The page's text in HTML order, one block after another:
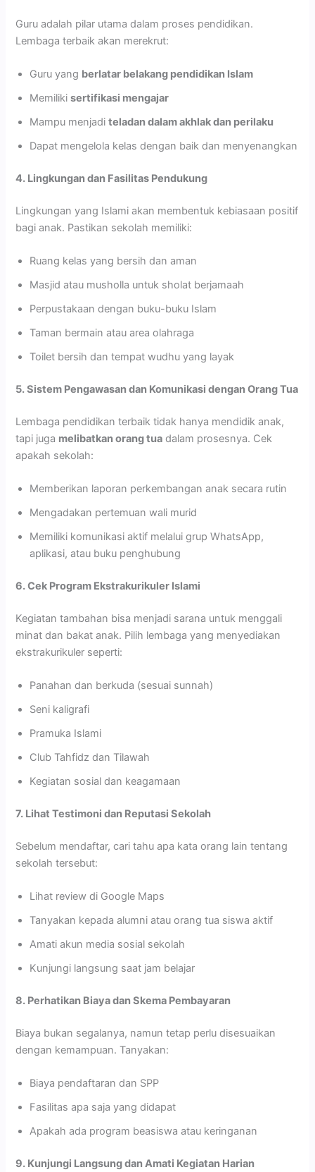
Guru adalah pilar utama dalam proses pendidikan.
Lembaga terbaik akan merekrut:
Guru yang berlatar belakang pendidikan Islam
Memilikisertifikasi mengajar
Mampu menjaditeladan dalam akhlak dan perilaku
Dapat mengelola kelas dengan baik dan menyenangkan
4. Lingkungan dan Fasilitas Pendukung
Lingkungan yang Islami akan membentuk kebiasaan positif
bagi anak. Pastikan sekolah memiliki:
Ruang kelas yang bersih dan aman
Masjid atau musholla untuk sholat berjamaah
Perpustakaan dengan buku-buku Islam
Taman bermain atau area olahraga
Toilet bersih dan tempat wudhu yang layak
5. Sistem Pengawasan dan Komunikasi dengan Orang Tua
Lembaga pendidikan terbaik tidak hanya mendidik anak,
tapi juga melibatkan orang tua dalam prosesnya. Cek
apakah sekolah:
Memberikan laporan perkembangan anak secara rutin
Mengadakan pertemuan wali murid
Memiliki komunikasi aktif melalui grup WhatsApp,
aplikasi, atau buku penghubung
6. Cek Program Ekstrakurikuler Islami
Kegiatan tambahan bisa menjadi sarana untuk menggali
minat dan bakat anak. Pilih lembaga yang menyediakan
ekstrakurikuler seperti:
Panahan dan berkuda (sesuai sunnah)
Seni kaligrafi
Pramuka Islami
Club Tahfidz dan Tilawah
Kegiatan sosial dan keagamaan
7. Lihat Testimoni dan Reputasi Sekolah
Sebelum mendaftar, cari tahu apa kata orang lain tentang
sekolah tersebut:
Lihat review di Google Maps
Tanyakan kepada alumni atau orang tua siswa aktif
Amati akun media sosial sekolah
Kunjungi langsung saat jam belajar
8. Perhatikan Biaya dan Skema Pembayaran
Biaya bukan segalanya, namun tetap perlu disesuaikan
dengan kemampuan. Tanyakan:
Biaya pendaftaran dan SPP
Fasilitas apa saja yang didapat
Apakah ada program beasiswa atau keringanan
9. Kunjungi Langsung dan Amati Kegiatan Harian